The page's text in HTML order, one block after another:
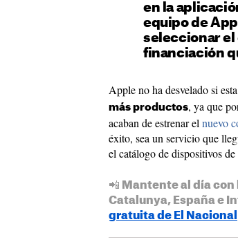
en la
equipo de
seleccionar el
financiación
Apple no ha desvelado si
más productos, ya que
acaban de estrenar el nuevo
éxito, sea un servicio que
el catálogo de dispositivos
📲 Mantente al día
Catalunya, España e
gratuita de El Nacional